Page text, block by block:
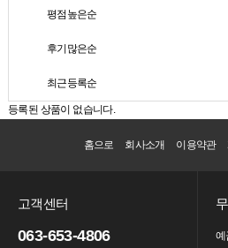
평점높은순
후기많은순
최근등록순
등록된 상품이 없습니다.
홈으로 회사소개 이용약관
고객센터
063-653-4806 예